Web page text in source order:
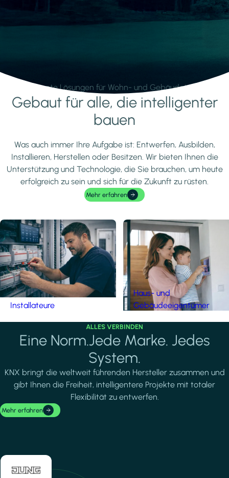
Intelligente Lösungen für Wohn- und Gebäudetechnik.
Mehr erfahren
Gebaut für alle, die intelligenter
bauen
Was auch immer Ihre Aufgabe ist: Entwerfen, Ausbilden,
Installieren, Herstellen oder Besitzen. Wir bieten Ihnen die
Unterstützung und Technologie, die Sie brauchen, um heute
erfolgreich zu sein und sich für die Zukunft zu rüsten.
Mehr erfahren
Installateure
Haus- und
Gebäudeeigentümer
ALLES VERBINDEN
Eine Norm.Jede Marke. Jedes
System.
KNX bringt die weltweit führenden Hersteller zusammen und
gibt Ihnen die Freiheit, intelligentere Projekte mit totaler
Flexibilität zu entwerfen.
Mehr erfahren